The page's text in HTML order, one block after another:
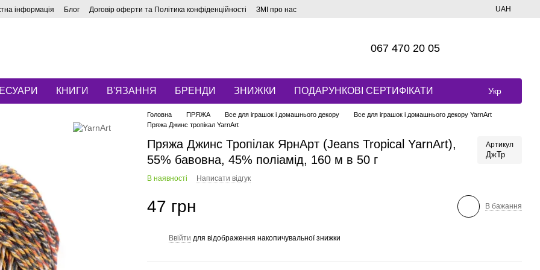
інформація Блог Договір оферти та Політика конфіденційності ЗМІ про нас UAH
067 470 20 05
КНИГИ В'ЯЗАННЯ БРЕНДИ ЗНИЖКИ ПОДАРУНКОВІ СЕРТИФІКАТИ Укр
Головна ПРЯЖА Все для іграшок і домашнього декору
Все для іграшок і домашнього декору YarnArt
Пряжа Джинс тропікал YarnArt
Пряжа Джинс Тропілак ЯрнАрт (Jeans Tropical YarnArt),
55% бавовна, 45% поліамід, 160 м в 50 г
Артикул
ДжТр
В наявності Написати відгук
47 грн В бажання
Ввійти для відображення накопичувальної знижки